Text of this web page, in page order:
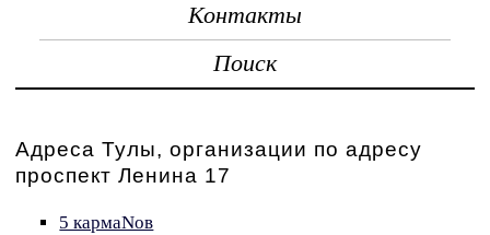
Контакты
Поиск
Адреса Тулы, организации по адресу
проспект Ленина 17
5 кармаNов